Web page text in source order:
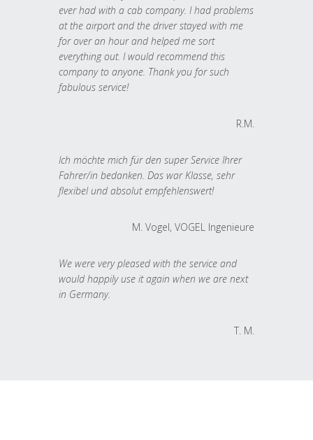
ever had with a cab company. I had problems
at the airport and the driver stayed with me
for over an hour and helped me sort
everything out. I would recommend this
company to anyone. Thank you for such
fabulous service!
R.M.
Ich möchte mich für den super Service Ihrer
Fahrer/in bedanken. Das war Klasse, sehr
flexibel und absolut empfehlenswert!
M. Vogel, VOGEL Ingenieure
We were very pleased with the service and
would happily use it again when we are next
in Germany.
T. M.